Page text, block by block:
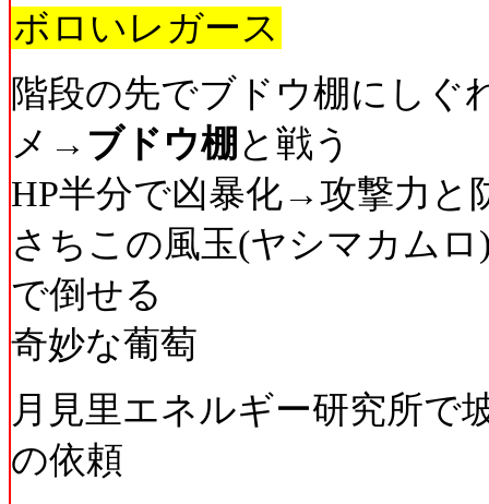
ボロいレガース
階段の先でブドウ棚にしぐ
メ→ ブドウ棚 と戦う
HP半分で凶暴化→攻撃力と
さちこの風玉(ヤシマカム
で倒せる
奇妙な葡萄
月見里エネルギー研究所で
の依頼